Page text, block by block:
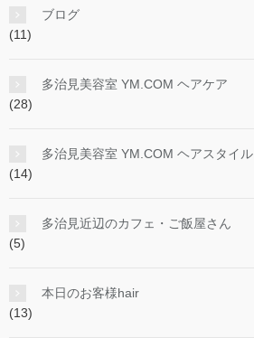
ブログ
(11)
多治見美容室 YM.COM ヘアケア
(28)
多治見美容室 YM.COM ヘアスタイル
(14)
多治見近辺のカフェ・ご飯屋さん
(5)
本日のお客様hair
(13)